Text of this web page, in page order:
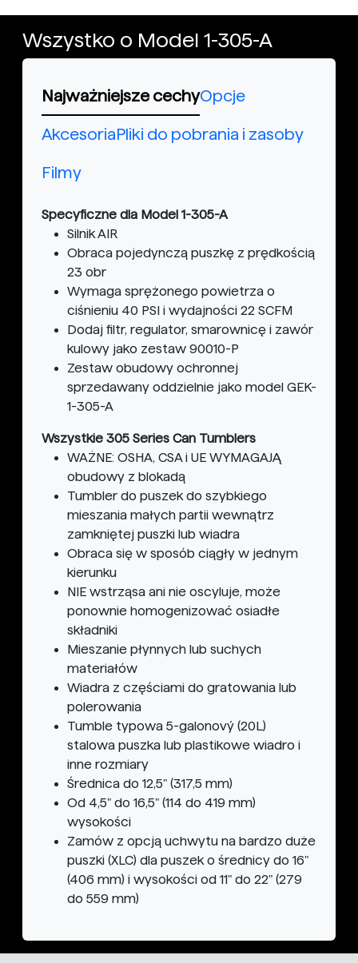
Wszystko o Model 1-305-A
Najważniejsze cechyOpcje
AkcesoriaPliki do pobrania i zasoby
Filmy
Specyficzne dla Model 1-305-A
Silnik AIR
Obraca pojedynczą puszkę z prędkością
23 obr
Wymaga sprężonego powietrza o
ciśnieniu 40 PSI i wydajności 22 SCFM
Dodaj filtr, regulator, smarownicę i zawór
kulowy jako zestaw 90010-P
Zestaw obudowy ochronnej
sprzedawany oddzielnie jako model GEK-
1-305-A
Wszystkie 305 Series Can Tumblers
WAŻNE: OSHA, CSA i UE WYMAGAJĄ
obudowy z blokadą
Tumbler do puszek do szybkiego
mieszania małych partii wewnątrz
zamkniętej puszki lub wiadra
Obraca się w sposób ciągły w jednym
kierunku
NIE wstrząsa ani nie oscyluje, może
ponownie homogenizować osiadłe
składniki
Mieszanie płynnych lub suchych
materiałów
Wiadra z częściami do gratowania lub
polerowania
Tumble typowa 5-galonový (20L)
stalowa puszka lub plastikowe wiadro i
inne rozmiary
Średnica do 12,5" (317,5 mm)
Od 4,5" do 16,5" (114 do 419 mm)
wysokości
Zamów z opcją uchwytu na bardzo duże
puszki (XLC) dla puszek o średnicy do 16"
(406 mm) i wysokości od 11" do 22" (279
do 559 mm)